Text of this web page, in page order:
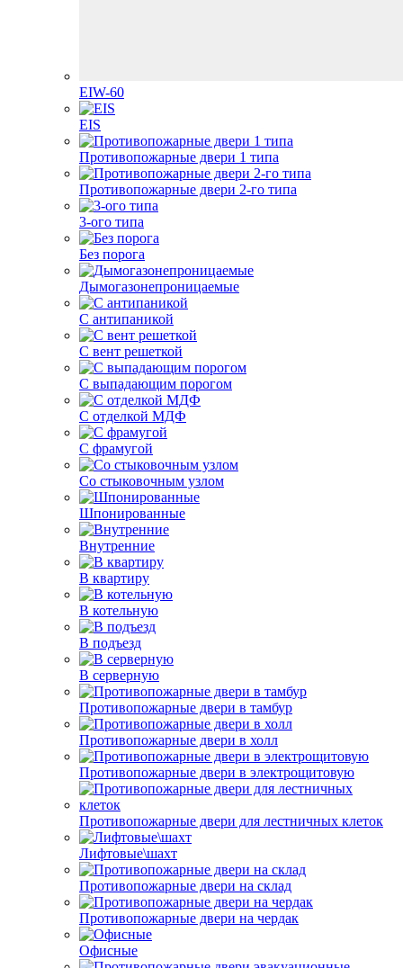
EIW-60
EIS
Противопожарные двери 1 типа
Противопожарные двери 2-го типа
3-ого типа
Без порога
Дымогазонепроницаемые
С антипаникой
С вент решеткой
С выпадающим порогом
С отделкой МДФ
С фрамугой
Со стыковочным узлом
Шпонированные
Внутренние
В квартиру
В котельную
В подъезд
В серверную
Противопожарные двери в тамбур
Противопожарные двери в холл
Противопожарные двери в электрощитовую
Противопожарные двери для лестничных клеток
Лифтовые\шахт
Противопожарные двери на склад
Противопожарные двери на чердак
Офисные